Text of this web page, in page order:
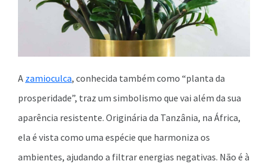
A zamioculca, conhecida também como “planta da
prosperidade”, traz um simbolismo que vai além da sua
aparência resistente. Originária da Tanzânia, na África,
ela é vista como uma espécie que harmoniza os
ambientes, ajudando a filtrar energias negativas. Não é à